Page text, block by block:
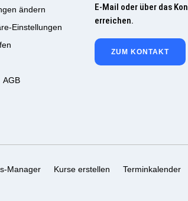
ändern
Einstellungen
AGB
E-Mail oder über das
erreichen.
ZUM KONTAKT
Manager Kurse erstellen Terminkalender